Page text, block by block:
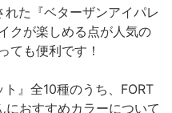
た『ベターザンアイパレ
クが楽しめる点が人気の
ても便利です！
』全10種のうち、FORT
おすすめカラーについて